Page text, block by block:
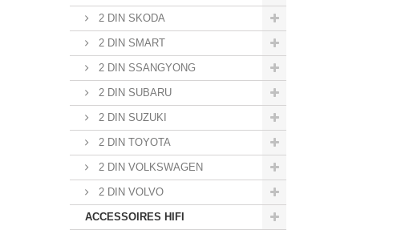
2 DIN SKODA
2 DIN SMART
2 DIN SSANGYONG
2 DIN SUBARU
2 DIN SUZUKI
2 DIN TOYOTA
2 DIN VOLKSWAGEN
2 DIN VOLVO
ACCESSOIRES HIFI